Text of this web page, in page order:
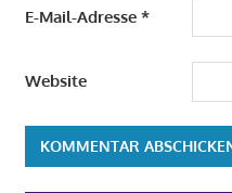
E-Mail-Adresse *
Website